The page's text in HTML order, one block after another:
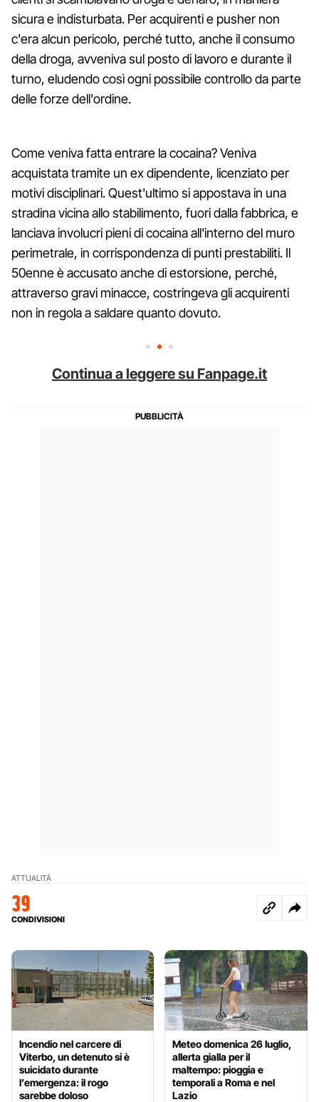
sicura e indisturbata. Per acquirenti e pusher non
c'era alcun pericolo, perché tutto, anche il consumo
della droga, avveniva sul posto di lavoro e durante il
turno, eludendo così ogni possibile controllo da parte
delle forze dell'ordine.
Come veniva fatta entrare la cocaina? Veniva
acquistata tramite un ex dipendente, licenziato per
motivi disciplinari. Quest'ultimo si appostava in una
stradina vicina allo stabilimento, fuori dalla fabbrica, e
lanciava involucri pieni di cocaina all'interno del muro
perimetrale, in corrispondenza di punti prestabiliti. Il
50enne è accusato anche di estorsione, perché,
attraverso gravi minacce, costringeva gli acquirenti
non in regola a saldare quanto dovuto.
Continua a leggere su Fanpage.it
ATTUALITÀ
39
CONDIVISIONI
Incendio nel carcere di
Viterbo, un detenuto si è
suicidato durante
l’emergenza: il rogo
sarebbe doloso
Meteo domenica 26 luglio,
allerta gialla per il
maltempo: pioggia e
temporali a Roma e nel
Lazio